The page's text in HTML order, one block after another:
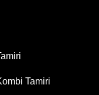
Tamiri